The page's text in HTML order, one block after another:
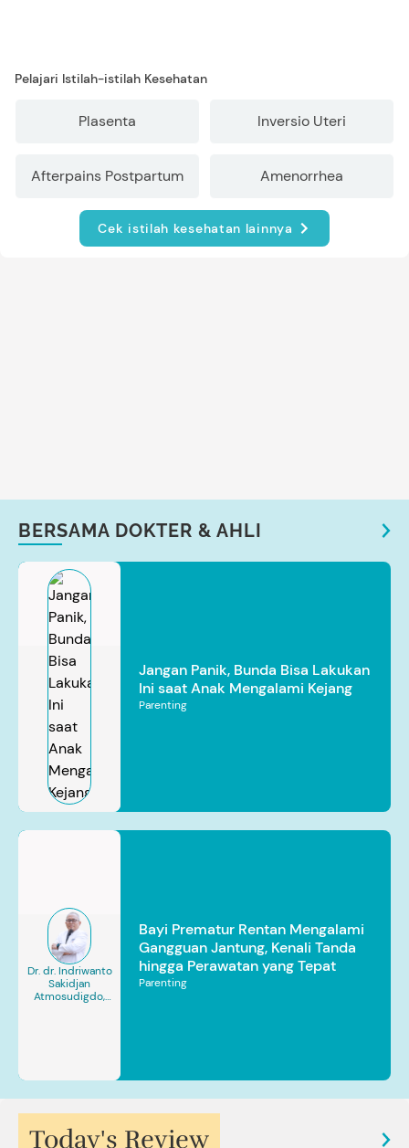
Pelajari Istilah-istilah Kesehatan
Plasenta Inversio Uteri
Afterpains Postpartum Amenorrhea
Cek istilah kesehatan lainnya
BERSAMA DOKTER & AHLI
Jangan Panik, Bunda Bisa Lakukan
Ini saat Anak Mengalami Kejang
Parenting
Dr. dr. Indriwanto
Sakidjan
Atmosudigdo,
Bayi Prematur Rentan Mengalami
Gangguan Jantung, Kenali Tanda
hingga Perawatan yang Tepat
Parenting
Today's Review